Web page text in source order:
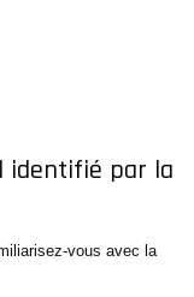
identifié par la
vous avec la